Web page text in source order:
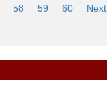
58 59 60 Next